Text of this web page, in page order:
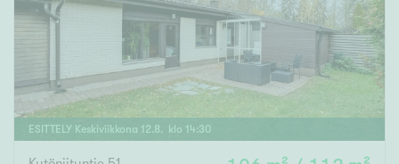
ESITTELY Keskiviikkona 12.8. klo 14:30